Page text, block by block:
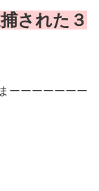
された３
ーーーーーーー